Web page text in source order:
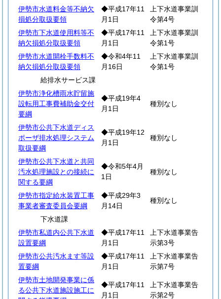
伊勢市水道料金等不納欠
損処分取扱要領
◆平成17年11
月1日
上下水道事業訓
令第4号
伊勢市下水道使用料等不
納欠損処分取扱要領
◆平成17年11
月1日
上下水道事業訓
令第1号
伊勢市水道開栓手数料不
納欠損処分取扱要領
◆令和4年11
月16日
上下水道事業訓
令第1号
給排水サービス課
伊勢市浄化槽雨水貯留施
設転用工事費補助金交付
要綱
◆平成19年4
月1日
種別なし
伊勢市公共下水道ディス
ポーザ排水処理システム
取扱要綱
◆平成19年12
月1日
種別なし
伊勢市公共下水道と共同
汚水処理施設との接続に
関する要綱
◆令和5年4月
1日
種別なし
伊勢市指定給水装置工事
事業者審査委員会要綱
◆平成29年3
月14日
種別なし
下水道課
伊勢市私道内公共下水道
設置要綱
◆平成17年11
月1日
上下水道事業告
示第3号
伊勢市公共汚水ます等設
置要綱
◆平成17年11
月1日
上下水道事業告
示第7号
伊勢市土地開発事業に係
る公共下水道施設施工に
◆平成17年11
月1日
上下水道事業告
示第2号